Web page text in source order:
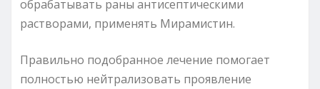
обрабатывать раны антисептическими
растворами, применять Мирамистин.
Правильно подобранное лечение помогает
полностью нейтрализовать проявление